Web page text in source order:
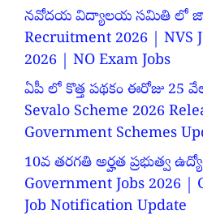
నవోదయ విద్యాలయ సమితి లో
Recruitment 2026 | NVS
2026 | NO Exam Jobs
ఏపీ లో కొత్త పథకం ఈరోజు 25
Sevalo Scheme 2026
Government Schemes
10వ తరగతి అర్హత ప్రభుత్వ
Government Jobs 2026 |
Job Notification Update